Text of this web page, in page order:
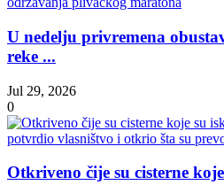
U nedelju privremena
reke ...
Jul 29, 2026
0
Otkriveno čije su cisterne